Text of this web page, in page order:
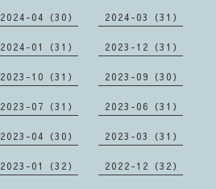
2024-04（30） 2024-03（31）
2024-01（31） 2023-12（31）
2023-10（31） 2023-09（30）
2023-07（31） 2023-06（31）
2023-04（30） 2023-03（31）
2023-01（32） 2022-12（32）